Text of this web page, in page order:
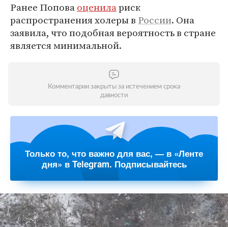
Ранее Поповаоценилариск
распространения холеры в России. Она
заявила, что подобная вероятность в стране
является минимальной.
Комментарии закрыты за истечением срока
давности
Только то, что важно для вас, — в «Ленте
дня» в Telegram. Подписывайтесь